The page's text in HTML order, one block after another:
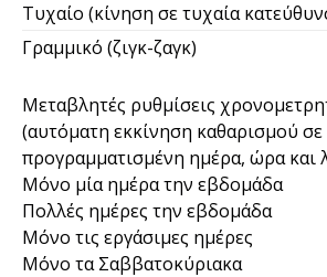
Τυχαίο (κίνηση σε τυχαία
Γραμμικό (ζιγκ-ζαγκ)
Μεταβλητές ρυθμίσεις
(αυτόματη εκκίνηση καθαρισμού σε
προγραμματισμένη ημέρα, ώρα και
Μόνο μία ημέρα την εβδομάδα
Πολλές ημέρες την εβδομάδα
Μόνο τις εργάσιμες ημέρες
Μόνο τα Σαββατοκύριακα